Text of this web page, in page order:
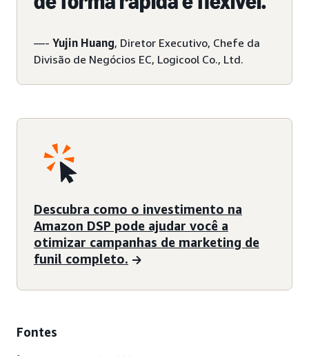
—- Yujin Huang, Diretor Executivo, Chefe da
Divisão de Negócios EC, Logicool Co., Ltd.
Descubra como o investimento na
Amazon DSP pode ajudar você a
otimizar campanhas de marketing de
funil completo.
Fontes